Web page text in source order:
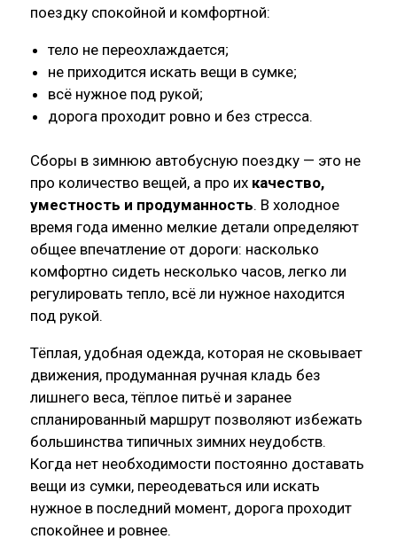
поездку спокойной и комфортной:
тело не переохлаждается;
не приходится искать вещи в сумке;
всё нужное под рукой;
дорога проходит ровно и без стресса.
Сборы в зимнюю автобусную поездку — это не
про количество вещей, а про их качество,
уместность и продуманность. В холодное
время года именно мелкие детали определяют
общее впечатление от дороги: насколько
комфортно сидеть несколько часов, легко ли
регулировать тепло, всё ли нужное находится
под рукой.
Тёплая, удобная одежда, которая не сковывает
движения, продуманная ручная кладь без
лишнего веса, тёплое питьё и заранее
спланированный маршрут позволяют избежать
большинства типичных зимних неудобств.
Когда нет необходимости постоянно доставать
вещи из сумки, переодеваться или искать
нужное в последний момент, дорога проходит
спокойнее и ровнее.